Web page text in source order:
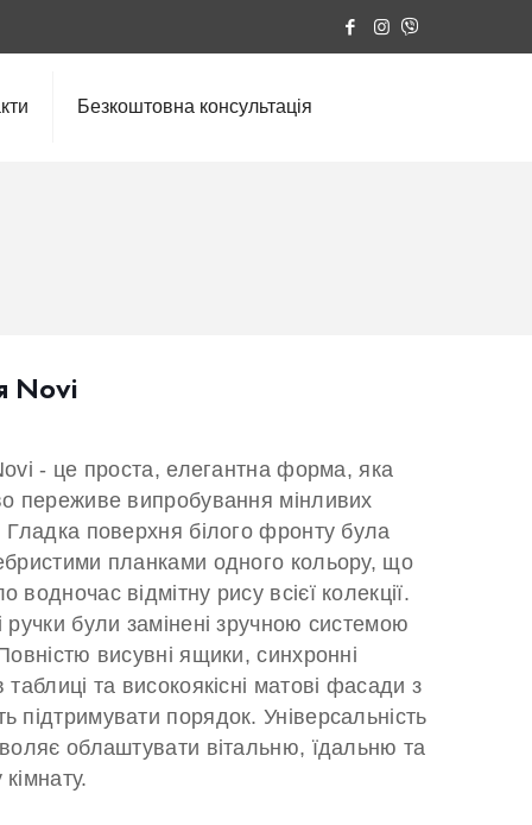
Безкоштовна консультація
Novi
- це проста, елегантна форма, яка
переживе випробування мінливих
Гладка поверхня білого фронту була
планками одного кольору, що
водночас відмітну рису всієї колекції.
ручки були замінені зручною системою
висувні ящики, синхронні
таблиці та високоякісні матові фасади з
підтримувати порядок. Універсальність
облаштувати вітальню, їдальню та